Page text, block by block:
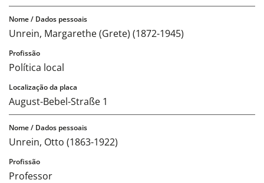
Unrein, Margarethe (Grete) (1872-1945)
Política local
August-Bebel-Straße 1
Unrein, Otto (1863-1922)
Professor